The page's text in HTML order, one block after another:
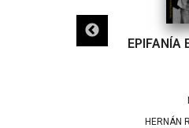
EPIFANÍA
HERNÁN